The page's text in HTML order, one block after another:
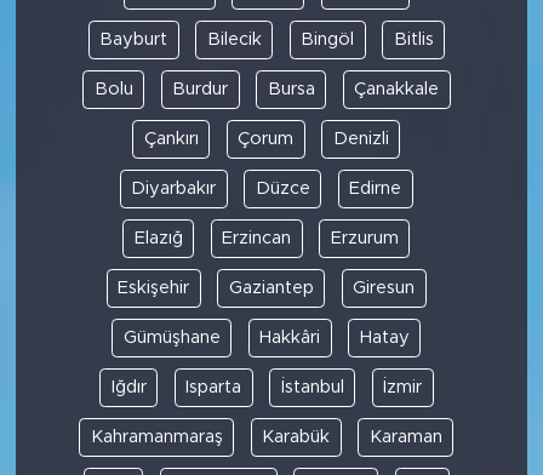
Bayburt Bilecik Bingöl Bitlis
Bolu Burdur Bursa Çanakkale
Çankırı Çorum Denizli
Diyarbakır Düzce Edirne
Elazığ Erzincan Erzurum
Eskişehir Gaziantep Giresun
Gümüşhane Hakkâri Hatay
Iğdır Isparta İstanbul İzmir
Kahramanmaraş Karabük Karaman